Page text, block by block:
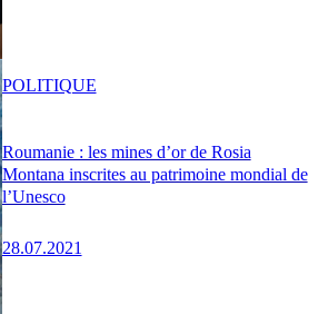
Roumanie : les mines d’or de Rosia
Montana inscrites au patrimoine mondial de
l’Unesco
28.07.2021
POLITIQUE